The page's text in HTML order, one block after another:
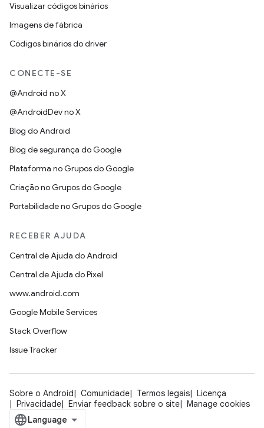
Visualizar códigos binários
Imagens de fábrica
Códigos binários do driver
CONECTE-SE
@Android no X
@AndroidDev no X
Blog do Android
Blog de segurança do Google
Plataforma no Grupos do Google
Criação no Grupos do Google
Portabilidade no Grupos do Google
RECEBER AJUDA
Central de Ajuda do Android
Central de Ajuda do Pixel
www.android.com
Google Mobile Services
Stack Overflow
Issue Tracker
Sobre o Android Comunidade Termos legais
Licença
Privacidade
Enviar feedback sobre o site Manage cookies